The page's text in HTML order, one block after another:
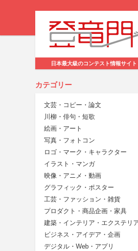
日本最大級のコンテスト情報サイト
カテゴリー
文芸・コピー・論文
川柳・俳句・短歌
絵画・アート
写真・フォトコン
ロゴ・マーク・キャラクター
イラスト・マンガ
映像・アニメ・動画
グラフィック・ポスター
工芸・ファッション・雑貨
プロダクト・商品企画・家具
建築・インテリア・エクステリ
ビジネス・アイデア・企画
デジタル・Web・アプリ